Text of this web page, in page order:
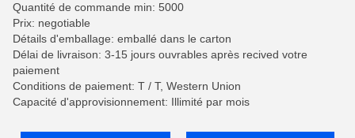
Quantité de commande min: 5000
Prix: negotiable
Détails d'emballage: emballé dans le carton
Délai de livraison: 3-15 jours ouvrables après recived votre
paiement
Conditions de paiement: T / T, Western Union
Capacité d'approvisionnement: Illimité par mois